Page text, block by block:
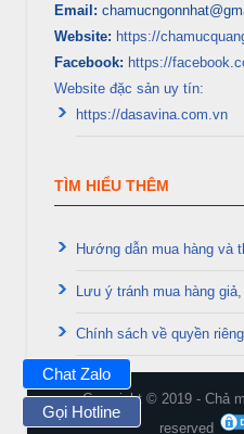
Email:
Website: https://
Facebook: https://
Website đặc sản uy tín:
https://dasavina.com.vn
TÌM HIỂU THÊM
Hướng dẫn mua hàng và
Lưu ý tránh mua hàng
Chính sách về quyền
Copyright © 2019 - Chả
reserved
Chat Zalo
Gọi Hotline